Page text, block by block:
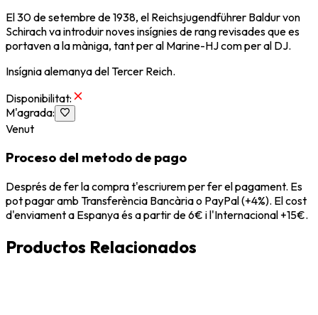
El 30 de setembre de 1938, el Reichsjugendführer Baldur von
Schirach va introduir noves insígnies de rang revisades que es
portaven a la màniga, tant per al Marine-HJ com per al DJ.
Insígnia alemanya del Tercer Reich.
Disponibilitat:
M'agrada:
Venut
Proceso del metodo de pago
Després de fer la compra t'escriurem per fer el pagament. Es
pot pagar amb Transferència Bancària o PayPal (+4%). El cost
d'enviament a Espanya és a partir de 6€ i l'Internacional +15€.
Productos Relacionados